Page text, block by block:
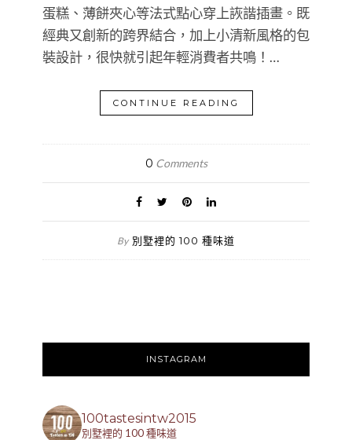
蛋糕、薄餅夾心等法式點心穿上詼諧插畫。既
經典又創新的跨界結合，加上小清新風格的包
裝設計，很快就引起年輕消費者共鳴！…
CONTINUE READING
0 Comments
By 別墅裡的 100 種味道
INSTAGRAM
100tastesintw2015
別墅裡的 100 種味道